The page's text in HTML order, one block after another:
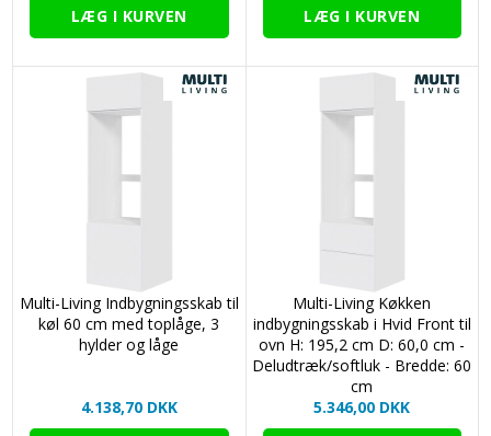
Multi-Living Indbygningsskab til
køl 60 cm med toplåge, 3
hylder og låge
4.138,70 DKK
Multi-Living Køkken
indbygningsskab i Hvid Front til
ovn H: 195,2 cm D: 60,0 cm -
Deludtræk/softluk - Bredde: 60
cm
5.346,00 DKK